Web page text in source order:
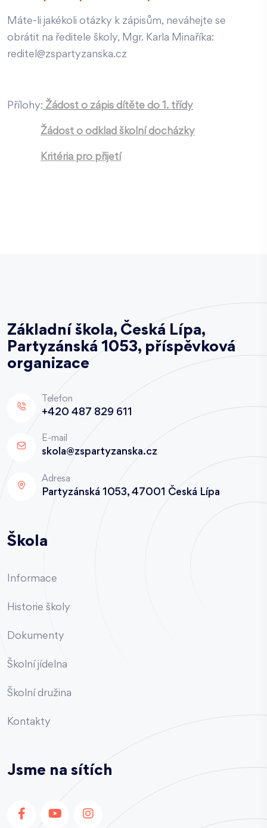
Máte-li jakékoli otázky k zápisům, neváhejte se
obrátit na ředitele školy, Mgr. Karla Minaříka:
reditel@zspartyzanska.cz
Přílohy: Žádost o zápis dítěte do 1. třídy
Žádost o odklad školní docházky
Kritéria pro přijetí
Základní škola, Česká Lípa,
Partyzánská 1053, příspěvková
organizace
Telefon
+420 487 829 611
E-mail
skola@zspartyzanska.cz
Adresa
Partyzánská 1053, 47001 Česká Lípa
Škola
Informace
Historie školy
Dokumenty
Školní jídelna
Školní družina
Kontakty
Jsme na sítích